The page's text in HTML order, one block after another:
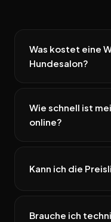
Was kostet eine
Hundesalon?
Wie schnell ist
online?
Kann ich die
Brauche ich